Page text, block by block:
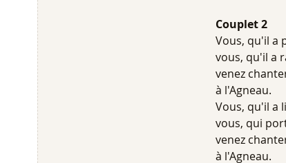
Couplet 2
Vous, qu'il a
vous, qu'il a
venez
à l'Agneau.
Vous, qu'il a
vous, qui
venez
à l'Agneau.